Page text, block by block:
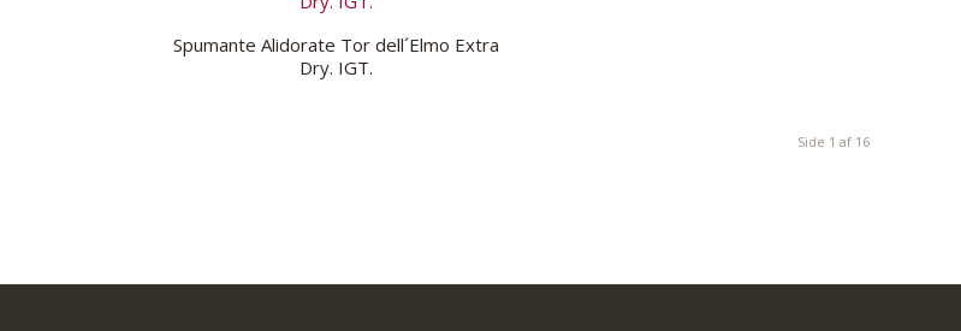
Spumante Alidorate Tor dell´Elmo Extra
Dry. IGT.
Side 1 af 16